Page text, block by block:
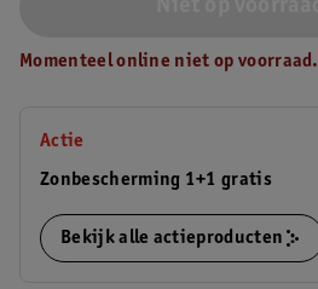
Momenteel online niet op voorraad.
Actie
Zonbescherming 1+1 gratis
Bekijk alle actieproducten